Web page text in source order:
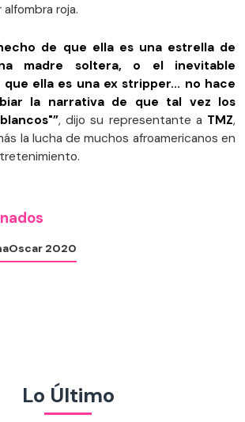
roja.
de que ella es una estrella de
madre soltera, o el inevitable
ella es una ex stripper... no hace
la narrativa de que tal vez los
, dijo su representante a TMZ,
la lucha de muchos afroamericanos en
Oscar 2020
Lo Último